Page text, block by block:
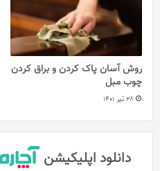
روش آسان پاک کردن و براق کردن
چوب مبل
28 تیر 1401
دانلود اپلیکیشن